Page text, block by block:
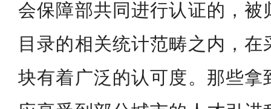
会保障部共同进行认证的，被
目录的相关统计范畴之内，
块有着广泛的认可度。那些拿